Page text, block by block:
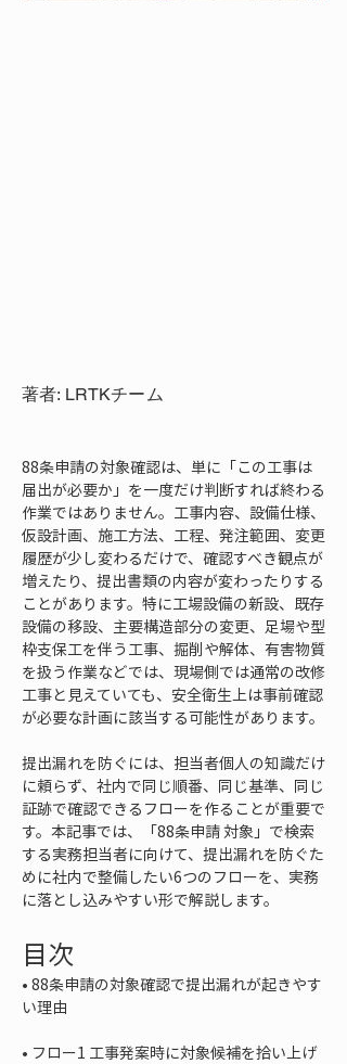
著者: LRTKチーム
88条申請の対象確認は、単に「この工事は
届出が必要か」を一度だけ判断すれば終わる
作業ではありません。工事内容、設備仕様、
仮設計画、施工方法、工程、発注範囲、変更
履歴が少し変わるだけで、確認すべき観点が
増えたり、提出書類の内容が変わったりする
ことがあります。特に工場設備の新設、既存
設備の移設、主要構造部分の変更、足場や型
枠支保工を伴う工事、掘削や解体、有害物質
を扱う作業などでは、現場側では通常の改修
工事と見えていても、安全衛生上は事前確認
が必要な計画に該当する可能性があります。
提出漏れを防ぐには、担当者個人の知識だけ
に頼らず、社内で同じ順番、同じ基準、同じ
証跡で確認できるフローを作ることが重要で
す。本記事では、「88条申請 対象」で検索
する実務担当者に向けて、提出漏れを防ぐた
めに社内で整備したい6つのフローを、実務
に落とし込みやすい形で解説します。
目次
• 88条申請の対象確認で提出漏れが起きやす
• フロー1 工事発案時に対象候補を拾い上げ